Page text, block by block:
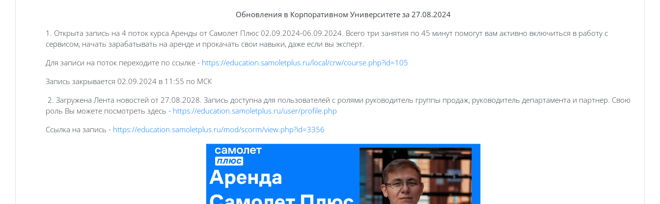
Обновления в Корпоративном Университете за 27.08.2024
1. Открыта запись на 4 поток курса Аренды от Самолет Плюс 02.09.2024-06.09.2024. Всего три занятия по 45 минут помогут вам активно включиться в работу с
сервисом, начать зарабатывать на аренде и прокачать свои навыки, даже если вы эксперт.
Для записи на поток переходите по ссылке - https://education.samoletplus.ru/local/crw/course.php?id=105
Запись закрывается 02.09.2024 в 11:55 по МСК
2. Загружена Лента новостей от 27.08.2028. Запись доступна для пользователей с ролями руководитель группы продаж, руководитель департамента и партнер. Свою
роль Вы можете посмотреть здесь - https://education.samoletplus.ru/user/profile.php
Ссылка на запись - https://education.samoletplus.ru/mod/scorm/view.php?id=3356